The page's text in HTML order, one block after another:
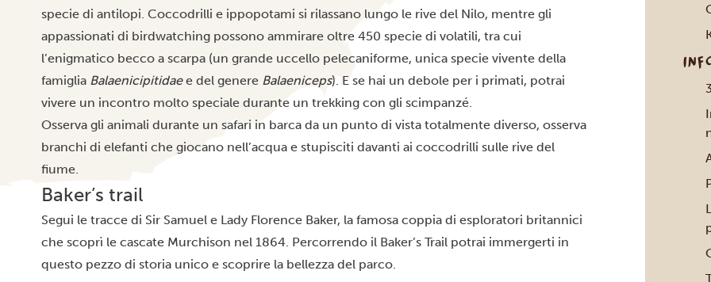
specie di antilopi. Coccodrilli e ippopotami si rilassano lungo le rive del Nilo, mentre gli
appassionati di birdwatching possono ammirare oltre 450 specie di volatili, tra cui
l’enigmatico becco a scarpa (un grande uccello pelecaniforme, unica specie vivente della
famiglia Balaenicipitidaee del genere Balaeniceps). E se hai un debole per i primati, potrai
vivere un incontro molto speciale durante un trekking con gli scimpanzé.
Osserva gli animali durante un safari in barca da un punto di vista totalmente diverso, osserva
branchi di elefanti che giocano nell’acqua e stupisciti davanti ai coccodrilli sulle rive del
fiume.
Baker’s trail
Segui le tracce di Sir Samuel e Lady Florence Baker, la famosa coppia di esploratori britannici
che scoprì le cascate Murchison nel 1864. Percorrendo il Baker’s Trail potrai immergerti in
questo pezzo di storia unico e scoprire la bellezza del parco.